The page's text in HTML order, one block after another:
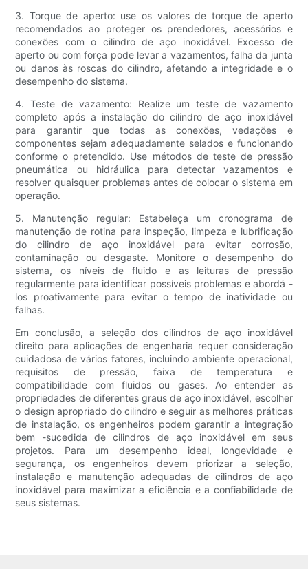
3. Torque de aperto: use os valores de torque de aperto
recomendados ao proteger os prendedores, acessórios e
conexões com o cilindro de aço inoxidável. Excesso de
aperto ou com força pode levar a vazamentos, falha da junta
ou danos às roscas do cilindro, afetando a integridade e o
desempenho do sistema.
4. Teste de vazamento: Realize um teste de vazamento
completo após a instalação do cilindro de aço inoxidável
para garantir que todas as conexões, vedações e
componentes sejam adequadamente selados e funcionando
conforme o pretendido. Use métodos de teste de pressão
pneumática ou hidráulica para detectar vazamentos e
resolver quaisquer problemas antes de colocar o sistema em
operação.
5. Manutenção regular: Estabeleça um cronograma de
manutenção de rotina para inspeção, limpeza e lubrificação
do cilindro de aço inoxidável para evitar corrosão,
contaminação ou desgaste. Monitore o desempenho do
sistema, os níveis de fluido e as leituras de pressão
regularmente para identificar possíveis problemas e abordá -
los proativamente para evitar o tempo de inatividade ou
falhas.
Em conclusão, a seleção dos cilindros de aço inoxidável
direito para aplicações de engenharia requer consideração
cuidadosa de vários fatores, incluindo ambiente operacional,
requisitos de pressão, faixa de temperatura e
compatibilidade com fluidos ou gases. Ao entender as
propriedades de diferentes graus de aço inoxidável, escolher
o design apropriado do cilindro e seguir as melhores práticas
de instalação, os engenheiros podem garantir a integração
bem -sucedida de cilindros de aço inoxidável em seus
projetos. Para um desempenho ideal, longevidade e
segurança, os engenheiros devem priorizar a seleção,
instalação e manutenção adequadas de cilindros de aço
inoxidável para maximizar a eficiência e a confiabilidade de
seus sistemas.